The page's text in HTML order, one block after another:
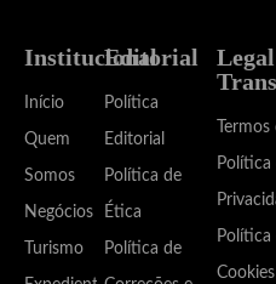
Institucional
Início
Quem
Somos
Negócios
Turismo
Editorial
Política
Editorial
Política de
Ética
Política de
Política
Política
Cookies